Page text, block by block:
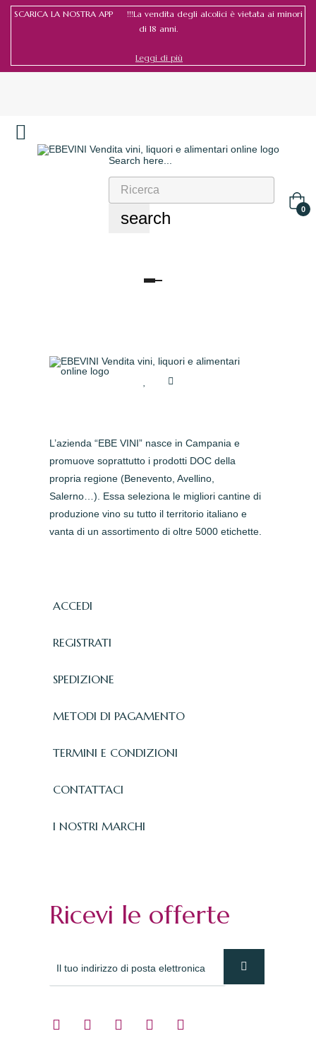
SCARICA LA NOSTRA APP !!!La vendita degli alcolici è vietata ai minori
di 18 anni.
Leggi di più
Search here...
search 0
navigazione
L’azienda “EBE VINI” nasce in Campania e
promuove soprattutto i prodotti DOC della
propria regione (Benevento, Avellino,
Salerno…). Essa seleziona le migliori cantine di
produzione vino su tutto il territorio italiano e
vanta di un assortimento di oltre 5000 etichette.
ACCEDI
REGISTRATI
SPEDIZIONE
METODI DI PAGAMENTO
TERMINI E CONDIZIONI
CONTATTACI
I NOSTRI MARCHI
Ricevi le offerte